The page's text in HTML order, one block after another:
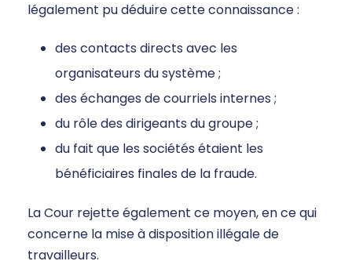
légalement pu déduire cette connaissance :
des contacts directs avec les
organisateurs du système ;
des échanges de courriels internes ;
du rôle des dirigeants du groupe ;
du fait que les sociétés étaient les
bénéficiaires finales de la fraude.
La Cour rejette également ce moyen, en ce qui
concerne la mise à disposition illégale de
travailleurs.